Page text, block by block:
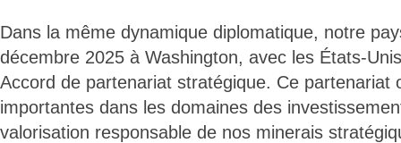
Dans la même dynamique diplomatique, notre
décembre 2025 à Washington, avec les États-
Accord de partenariat stratégique. Ce partenariat
importantes dans les domaines des
valorisation responsable de nos minerais